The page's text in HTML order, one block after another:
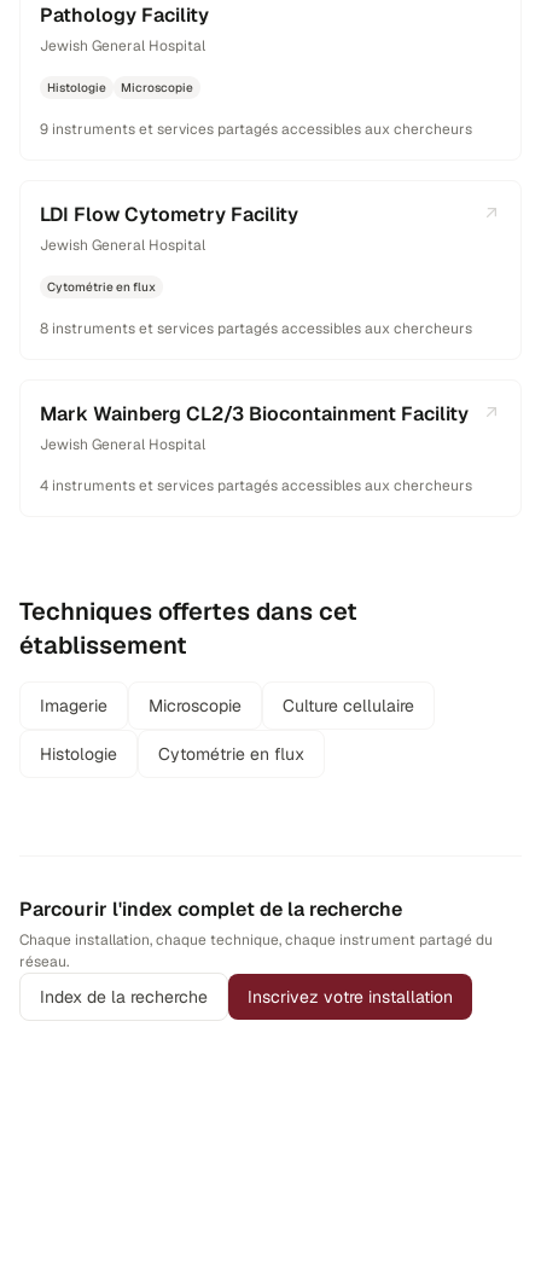
Pathology Facility
Jewish General Hospital
Histologie Microscopie
9 instruments et services partagés accessibles aux chercheurs
LDI Flow Cytometry Facility
Jewish General Hospital
Cytométrie en flux
8 instruments et services partagés accessibles aux chercheurs
Mark Wainberg CL2/3 Biocontainment Facility
Jewish General Hospital
4 instruments et services partagés accessibles aux chercheurs
Techniques offertes dans cet
établissement
Imagerie Microscopie Culture cellulaire
Histologie Cytométrie en flux
Parcourir l'index complet de la recherche
Chaque installation, chaque technique, chaque instrument partagé du
réseau.
Index de la recherche Inscrivez votre installation